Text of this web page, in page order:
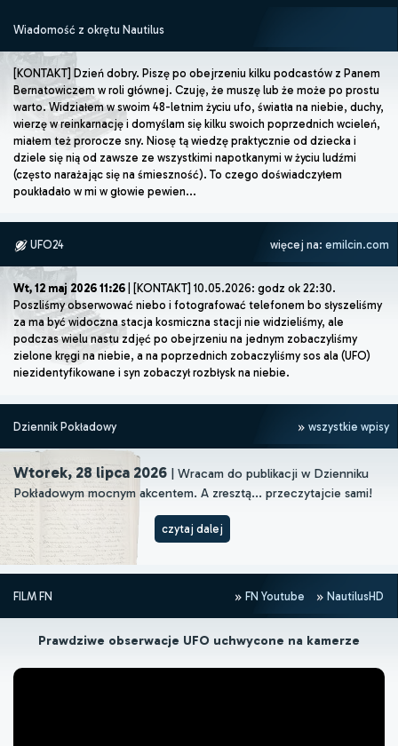
Wiadomość z okrętu Nautilus
[KONTAKT] Dzień dobry. Piszę po obejrzeniu kilku podcastów z Panem
Bernatowiczem w roli głównej. Czuję, że muszę lub że może po prostu
warto. Widziałem w swoim 48-letnim życiu ufo, światła na niebie, duchy,
wierzę w reinkarnację i domyślam się kilku swoich poprzednich wcieleń,
miałem też prorocze sny. Niosę tą wiedzę praktycznie od dziecka i
dziele się nią od zawsze ze wszystkimi napotkanymi w życiu ludźmi
(często narażając się na śmieszność). To czego doświadczyłem
poukładało w mi w głowie pewien...
UFO24 więcej na: emilcin.com
Wt, 12 maj 2026 11:26 | [KONTAKT] 10.05.2026: godz ok 22:30.
Poszliśmy obserwować niebo i fotografować telefonem bo słyszeliśmy
za ma być widoczna stacja kosmiczna stacji nie widzieliśmy, ale
podczas wielu nastu zdjęć po obejrzeniu na jednym zobaczyliśmy
zielone kręgi na niebie, a na poprzednich zobaczyliśmy sos ala (UFO)
niezidentyfikowane i syn zobaczył rozbłysk na niebie.
Dziennik Pokładowy wszystkie wpisy
Wtorek, 28 lipca 2026 | Wracam do publikacji w Dzienniku
Pokładowym mocnym akcentem. A zresztą... przeczytajcie sami!
czytaj dalej
FILM FN FN Youtube NautilusHD
Prawdziwe obserwacje UFO uchwycone na kamerze